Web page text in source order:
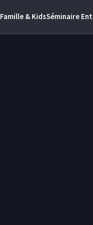
Famille & KidsSéminaire